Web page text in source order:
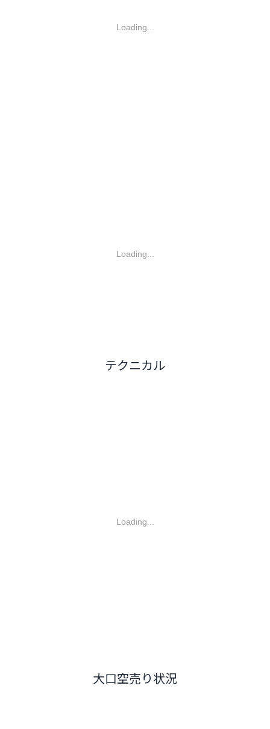
Loading...
Loading...
テクニカル
Loading...
大口空売り状況